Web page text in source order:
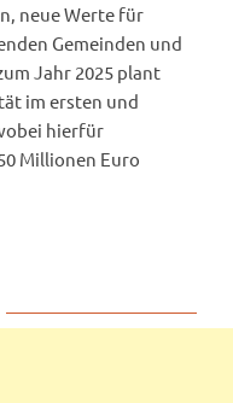
neue Werte für
Gemeinden und
Jahr 2025 plant
im ersten und
hierfür
Millionen Euro